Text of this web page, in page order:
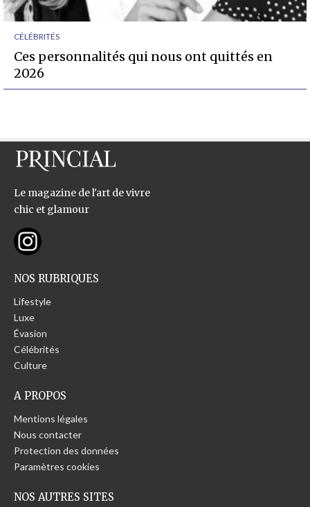
CÉLÉBRITÉS
Ces personnalités qui nous ont quittés en
2026
Le magazine de l'art de vivre
chic et glamour
NOS RUBRIQUES
Lifestyle
Luxe
Évasion
Célébrités
Culture
A PROPOS
Mentions légales
Nous contacter
Protection des données
Paramètres cookies
NOS AUTRES SITES